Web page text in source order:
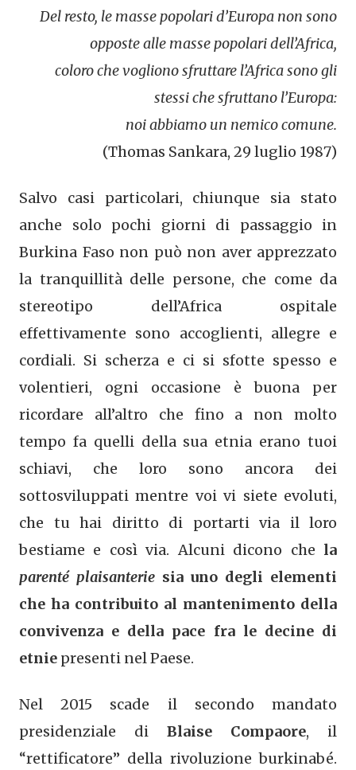
Del resto, le masse popolari d’Europa non sono
opposte alle masse popolari dell’Africa,
coloro che vogliono sfruttare l’Africa sono gli
stessi che sfruttano l’Europa:
noi abbiamo un nemico comune.
(Thomas Sankara, 29 luglio 1987)
Salvo casi particolari, chiunque sia stato
anche solo pochi giorni di passaggio in
Burkina Faso non può non aver apprezzato
la tranquillità delle persone, che come da
stereotipo dell’Africa ospitale
effettivamente sono accoglienti, allegre e
cordiali. Si scherza e ci si sfotte spesso e
volentieri, ogni occasione è buona per
ricordare all’altro che fino a non molto
tempo fa quelli della sua etnia erano tuoi
schiavi, che loro sono ancora dei
sottosviluppati mentre voi vi siete evoluti,
che tu hai diritto di portarti via il loro
bestiame e così via. Alcuni dicono che la
parenté plaisanterie sia uno degli elementi
che ha contribuito al mantenimento della
convivenza e della pace fra le decine di
etnie presenti nel Paese.
Nel 2015 scade il secondo mandato
presidenziale di Blaise Compaore, il
“rettificatore” della rivoluzione burkinabé.